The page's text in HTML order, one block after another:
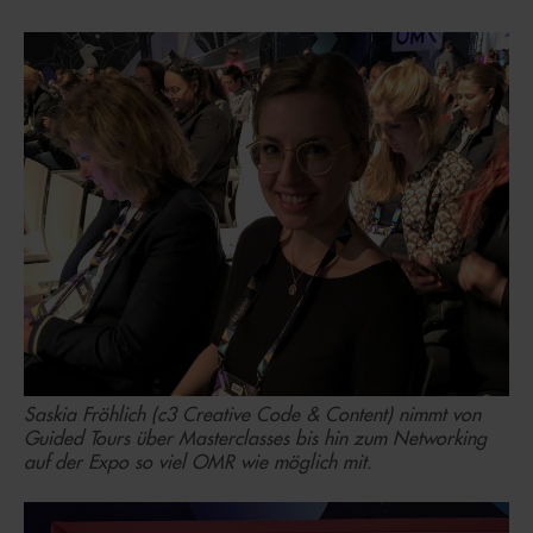
Saskia Fröhlich (c3 Creative Code & Content) nimmt von
Guided Tours über Masterclasses bis hin zum Networking
auf der Expo so viel OMR wie möglich mit.